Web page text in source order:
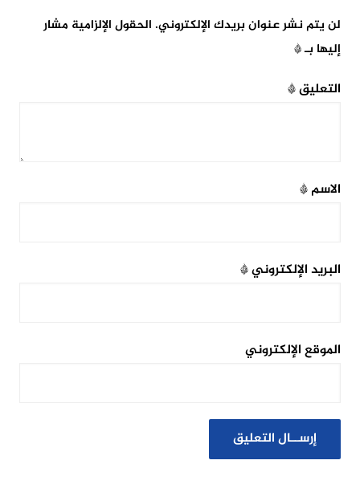
لن يتم نشر عنوان بريدك الإلكتروني. الحقول الإلزامية مشار
إليها بـ*
التعليق*
الاسم*
البريد الإلكتروني*
الموقع الإلكتروني